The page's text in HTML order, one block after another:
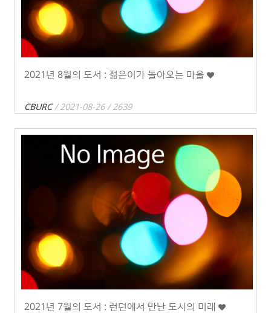
2021년 8월의 도서 : 젊은이가 돌아오는 마을
CBURC/ 2021-08-26 / 2639
2021년 7월의 도서 : 런던에서 만난 도시의 미래